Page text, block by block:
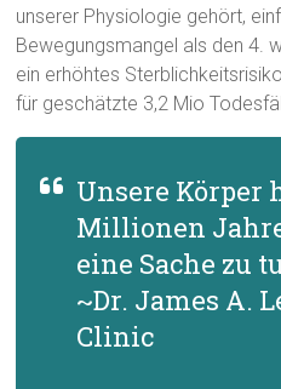
unserer Physiologie gehört,
Bewegungsmangel als den 4.
ein erhöhtes
für geschätzte 3,2 Mio
Unsere Körper
Millionen
eine Sache zu
~Dr. James A.
Clinic